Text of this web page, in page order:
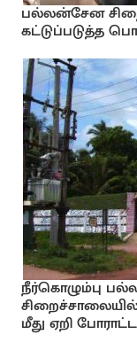
பல்லன்சேன
கட்டுப்படுத்த
நீர்கொழும்பு
மீது ஏறி